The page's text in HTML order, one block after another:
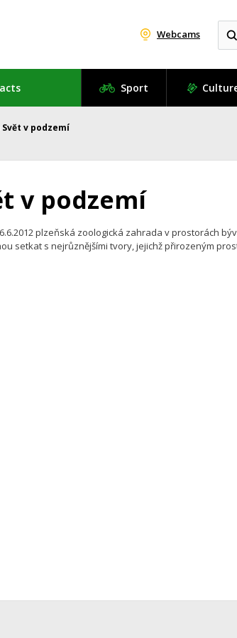
Webcams
Sport
v podzemí
v podzemí
plzeňská zoologická zahrada v prostorách
setkat s nejrůznějšími tvory, jejichž přirozeným